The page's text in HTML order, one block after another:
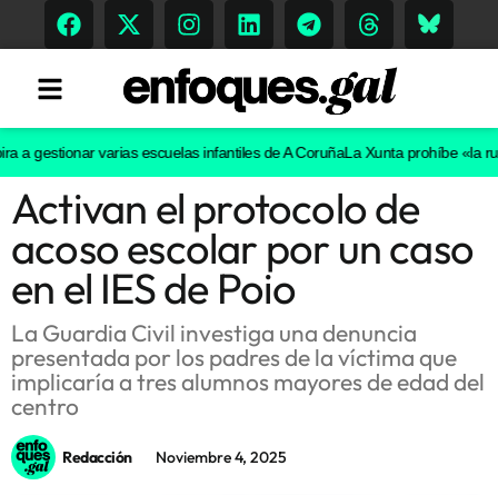
Tendencias
Memoria Histórica
Gastronomía
Escenarios
varias escuelas infantiles de A CoruñaLa Xunta prohíbe «la ruta
Activan el protocolo de
acoso escolar por un caso
en el IES de Poio
La Guardia Civil investiga una denuncia
presentada por los padres de la víctima que
implicaría a tres alumnos mayores de edad del
centro
Redacción Noviembre 4, 2025